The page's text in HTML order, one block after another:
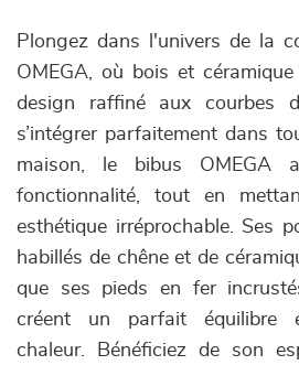
Plongez dans l'univers de la
OMEGA, où bois et
design raffiné aux courbes
s’intégrer parfaitement dans
maison, le bibus OMEGA
fonctionnalité, tout en
esthétique irréprochable. Ses
habillés de chêne et de
que ses pieds en fer
créent un parfait équilibre
chaleur. Bénéficiez de son